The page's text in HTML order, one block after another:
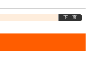
要去注意一些事项的，要不
效果也会不好，那搭建营销
下一页